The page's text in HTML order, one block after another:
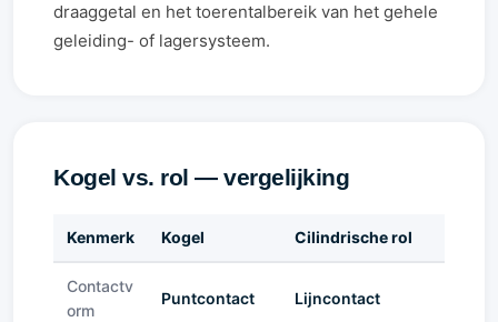
draaggetal en het toerentalbereik van het gehele
geleiding- of lagersysteem.
Kogel vs. rol — vergelijking
Kenmerk Kogel Cilindrische rol
Contactv
orm
Puntcontact Lijncontact